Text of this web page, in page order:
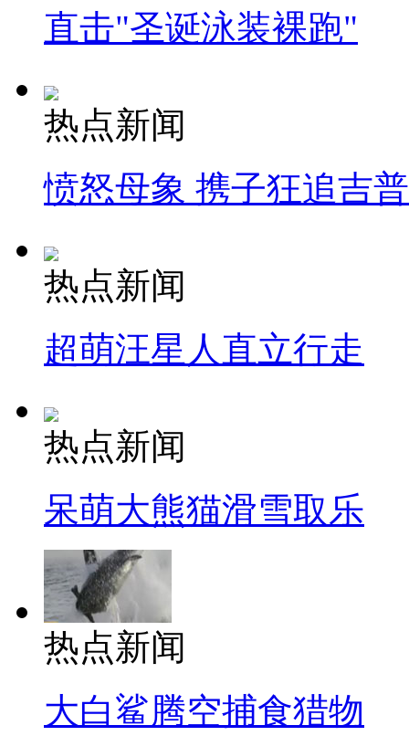
直击"圣诞泳装裸跑"
热点新闻
愤怒母象 携子狂追吉
热点新闻
超萌汪星人直立行走
热点新闻
呆萌大熊猫滑雪取乐
热点新闻
大白鲨腾空捕食猎物